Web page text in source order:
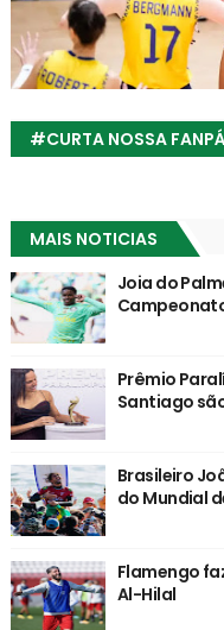
#CURTA NOSSA
MAIS NOTICIAS
Joia do
Prêmio
Santiago
Brasileiro
do Mundial
Flamengo
Al-Hilal